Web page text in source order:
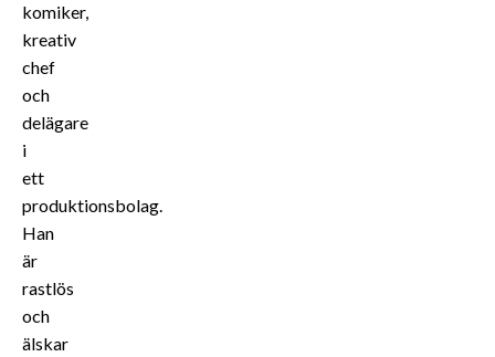
komiker,
kreativ
chef
och
delägare
i
ett
produktionsbolag.
Han
är
rastlös
och
älskar